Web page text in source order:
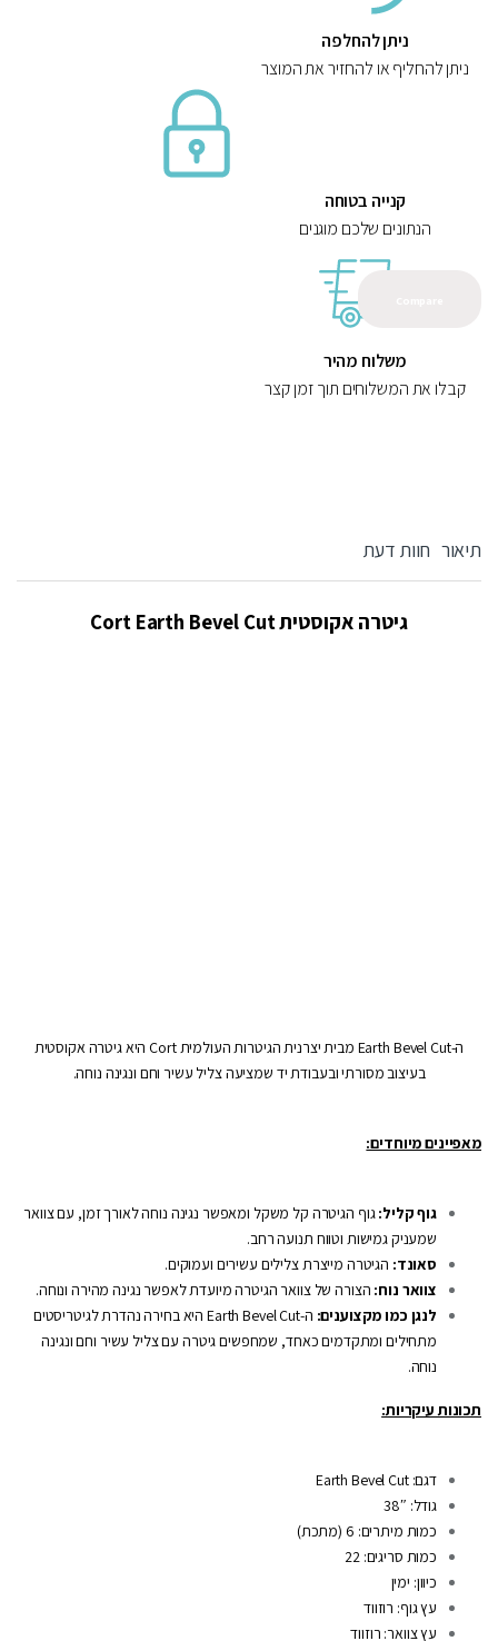
ניתן להחלפה
ניתן להחליף או להחזיר את המוצר
קנייה בטוחה
הנתונים שלכם מוגנים
משלוח מהיר
קבלו את המשלוחים תוך זמן קצר
תיאור חוות דעת
גיטרה אקוסטית Cort Earth Bevel Cut
ה-Earth Bevel Cut מבית יצרנית הגיטרות העולמית Cort היא גיטרה אקוסטית
בעיצוב מסורתי ובעבודת יד שמציעה צליל עשיר וחם ונגינה נוחה.
מאפיינים מיוחדים:
גוף קליל:גוף הגיטרה קל משקל ומאפשר נגינה נוחה לאורך זמן, עם צוואר
שמעניק גמישות וטווח תנועה רחב.
סאונד: הגיטרה מייצרת צלילים עשירים ועמוקים.
צוואר נוח: הצורה של צוואר הגיטרה מיועדת לאפשר נגינה מהירה ונוחה.
לנגן כמו מקצוענים:
ה-Earth Bevel Cut היא בחירה נהדרת לגיטריסטים
מתחילים ומתקדמים כאחד, שמחפשים גיטרה עם צליל עשיר וחם ונגינה
נוחה.
תכונות עיקריות:
דגם: Earth Bevel Cut
גודל: 38″
כמות מיתרים: 6 (מתכת)
כמות סריגים: 22
כיוון: ימין
עץ גוף: רוזווד
עץ צוואר: רוזווד